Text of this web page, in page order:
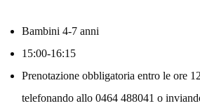
Bambini 4-7 anni
15:00-16:15
Prenotazione obbligatoria entro le ore
telefonando allo 0464 488041 o